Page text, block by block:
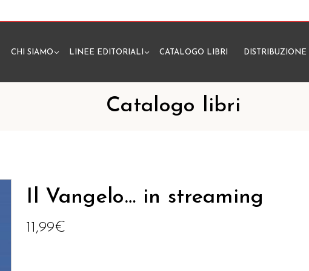
CHI SIAMO LINEE EDITORIALI CATALOGO LIBRI DISTRIBUZIONE
Catalogo libri
Il Vangelo… in streaming
11,99€